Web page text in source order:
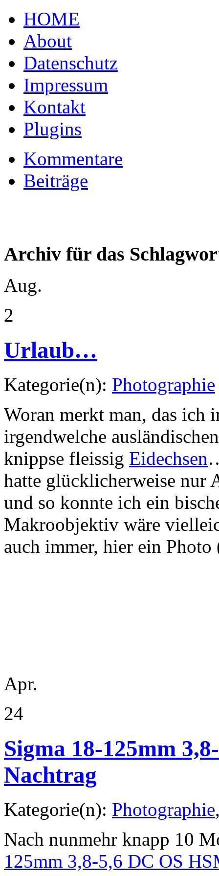
HOME
About
Datenschutz
Impressum
Kontakt
Plugins
Kommentare
Beiträge
Archiv für das
Aug.
2
Urlaub…
Kategorie(n): Photographie
Woran merkt man, das
irgendwelche
knippse fleissig Eidechsen
hatte glücklicherweise nur
und so konnte ich ein
Makroobjektiv wäre
auch immer, hier ein
Apr.
24
Sigma 18-125mm
Nachtrag
Kategorie(n): Photographie
Nach nunmehr knapp 10
125mm 3,8-5,6 DC OS